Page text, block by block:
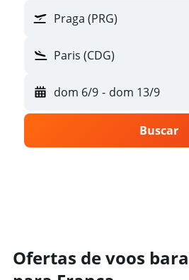
Praga (PRG)
Paris (CDG)
dom 6/9 - dom 13/9
Buscar
Ofertas de voos